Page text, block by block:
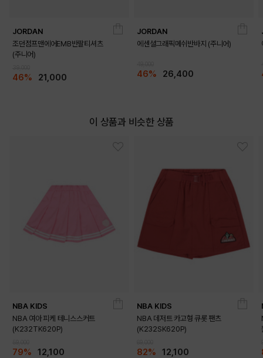
JORDAN
조던점프맨에어EMB반팔티셔츠
(주니어)
46% 21,000
JORDAN
에센셜그래픽메쉬반바지 (주니어)
46% 26,400
이 상품과 비슷한 상품
NBA KIDS
NBA 여아 피케 테니스스커트
(K232TK620P)
79% 12,100
NBA KIDS
NBA 데저트 카고형 큐롯 팬츠
(K232SK620P)
82% 12,100